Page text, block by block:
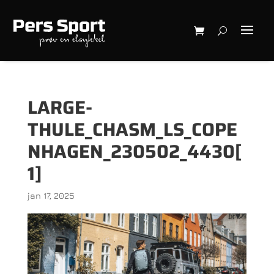
LARGE-
THULE_CHASM_LS_COPE
NHAGEN_230502_4430[
1]
jan 17, 2025